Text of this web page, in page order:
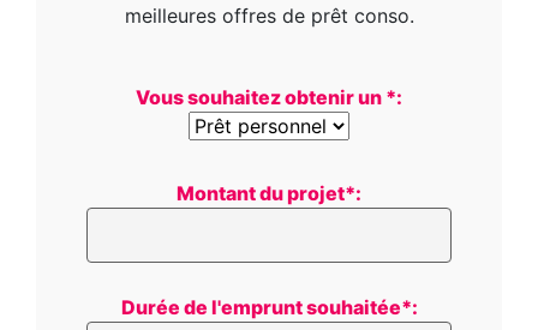
meilleures offres de prêt conso.
Vous souhaitez obtenir un *:
Montant du projet*:
Durée de l'emprunt souhaitée*: